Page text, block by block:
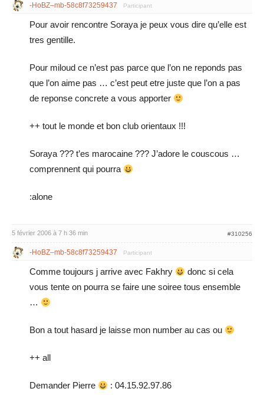
-HoBZ–mb-58c8f73259437 Participant
Pour avoir rencontre Soraya je peux vous dire qu’elle est
tres gentille.
Pour miloud ce n’est pas parce que l’on ne reponds pas
que l’on aime pas … c’est peut etre juste que l’on a pas
de reponse concrete a vous apporter
++ tout le monde et bon club orientaux !!!
Soraya ??? t’es marocaine ??? J’adore le couscous …
comprennent qui pourra
:alone
5 février 2006 à 7 h 36 min #310256
-HoBZ–mb-58c8f73259437 Participant
Comme toujours j arrive avec Fakhry
donc si cela
vous tente on pourra se faire une soiree tous ensemble
…
Bon a tout hasard je laisse mon number au cas ou
++ all
Demander Pierre : 04.15.92.97.86